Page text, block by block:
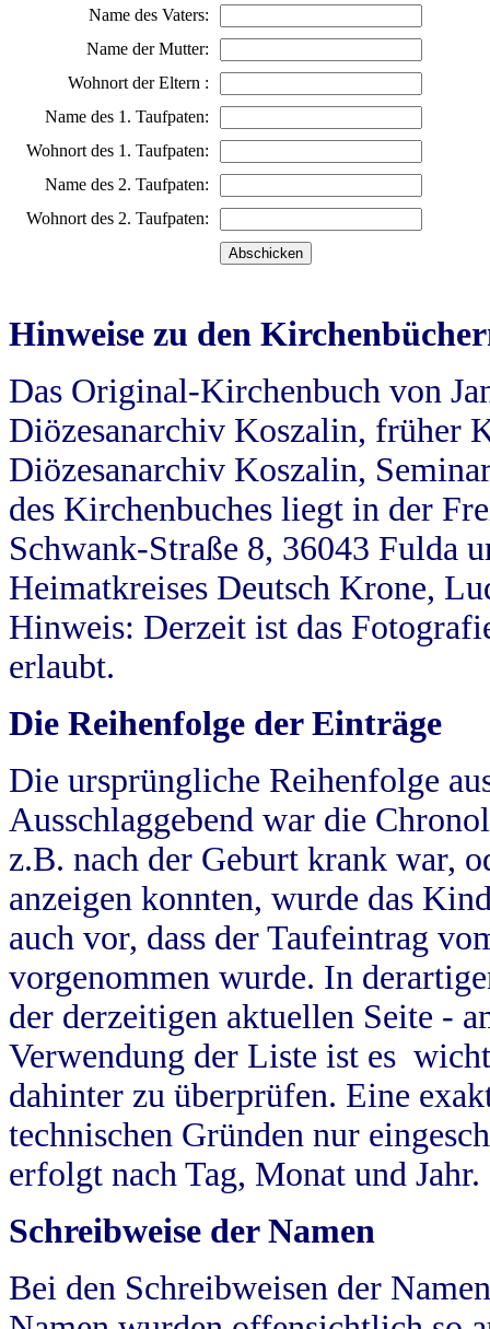
Name des Vaters:
Name der Mutter:
Wohnort der Eltern :
Name des 1. Taufpaten:
Wohnort des 1. Taufpaten:
Name des 2. Taufpaten:
Wohnort des 2. Taufpaten:
Hinweise zu den
Das Original-Kirchenbuch von
Diözesanarchiv Koszalin, früher
Diözesanarchiv Koszalin,
des Kirchenbuches liegt in der
Schwank-Straße 8, 36043 Fulda
Heimatkreises Deutsch Krone,
Hinweis: Derzeit ist das
erlaubt.
Die Reihenfolge der Einträge
Die ursprüngliche Reihenfolge
Ausschlaggebend war die
z.B. nach der Geburt krank war,
anzeigen konnten, wurde das
auch vor, dass der Taufeintrag
vorgenommen wurde. In
der derzeitigen aktuellen Seite -
Verwendung der Liste ist es
dahinter zu überprüfen. Eine
technischen Gründen nur
erfolgt nach Tag, Monat und Jahr.
Schreibweise der Namen
Bei den Schreibweisen der